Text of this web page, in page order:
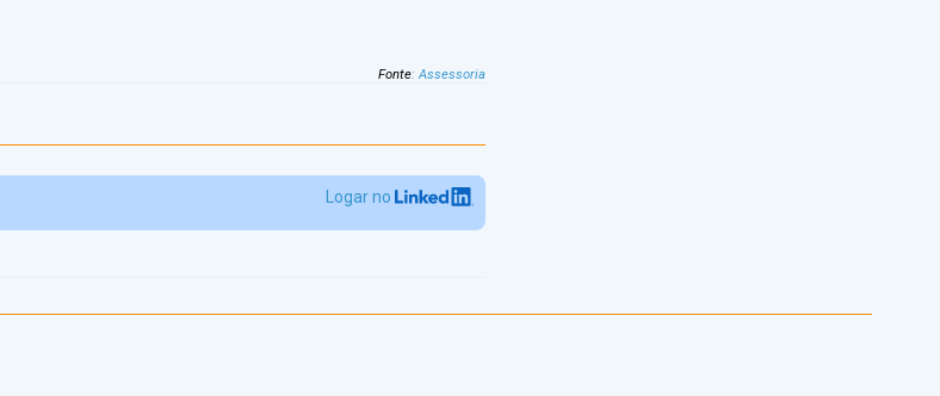
Fonte:Assessoria
Logar no